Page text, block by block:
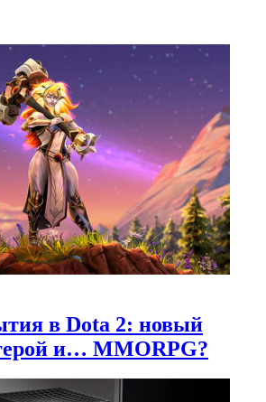
в Dota 2: новый
и… MMORPG?